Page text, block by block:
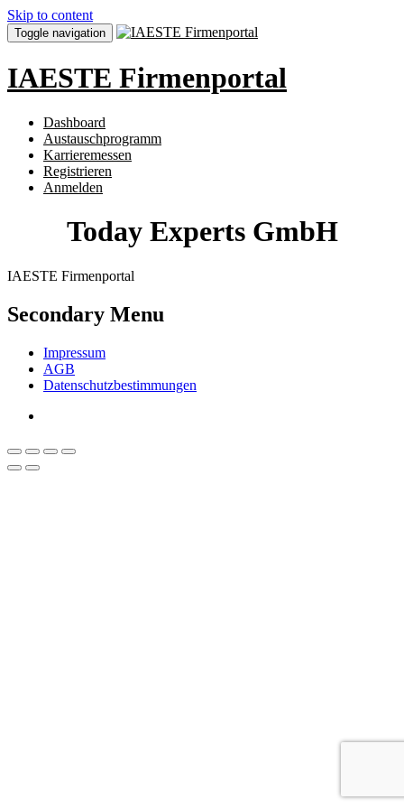
Skip to content
Toggle navigation
IAESTE Firmenportal
Dashboard
Austauschprogramm
Karrieremessen
Registrieren
Anmelden
Today Experts GmbH
IAESTE Firmenportal
Secondary Menu
Impressum
AGB
Datenschutzbestimmungen